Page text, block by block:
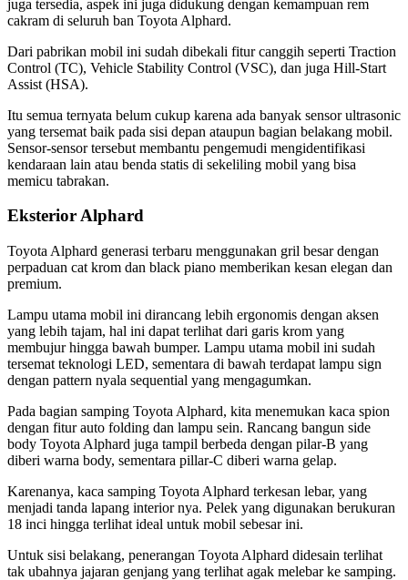
juga tersedia, aspek ini juga didukung dengan kemampuan rem
cakram di seluruh ban Toyota Alphard.
Dari pabrikan mobil ini sudah dibekali fitur canggih seperti Traction
Control (TC), Vehicle Stability Control (VSC), dan juga Hill-Start
Assist (HSA).
Itu semua ternyata belum cukup karena ada banyak sensor ultrasonic
yang tersemat baik pada sisi depan ataupun bagian belakang mobil.
Sensor-sensor tersebut membantu pengemudi mengidentifikasi
kendaraan lain atau benda statis di sekeliling mobil yang bisa
memicu tabrakan.
Eksterior Alphard
Toyota Alphard generasi terbaru menggunakan gril besar dengan
perpaduan cat krom dan black piano memberikan kesan elegan dan
premium.
Lampu utama mobil ini dirancang lebih ergonomis dengan aksen
yang lebih tajam, hal ini dapat terlihat dari garis krom yang
membujur hingga bawah bumper. Lampu utama mobil ini sudah
tersemat teknologi LED, sementara di bawah terdapat lampu sign
dengan pattern nyala sequential yang mengagumkan.
Pada bagian samping Toyota Alphard, kita menemukan kaca spion
dengan fitur auto folding dan lampu sein. Rancang bangun side
body Toyota Alphard juga tampil berbeda dengan pilar-B yang
diberi warna body, sementara pillar-C diberi warna gelap.
Karenanya, kaca samping Toyota Alphard terkesan lebar, yang
menjadi tanda lapang interior nya. Pelek yang digunakan berukuran
18 inci hingga terlihat ideal untuk mobil sebesar ini.
Untuk sisi belakang, penerangan Toyota Alphard didesain terlihat
tak ubahnya jajaran genjang yang terlihat agak melebar ke samping.